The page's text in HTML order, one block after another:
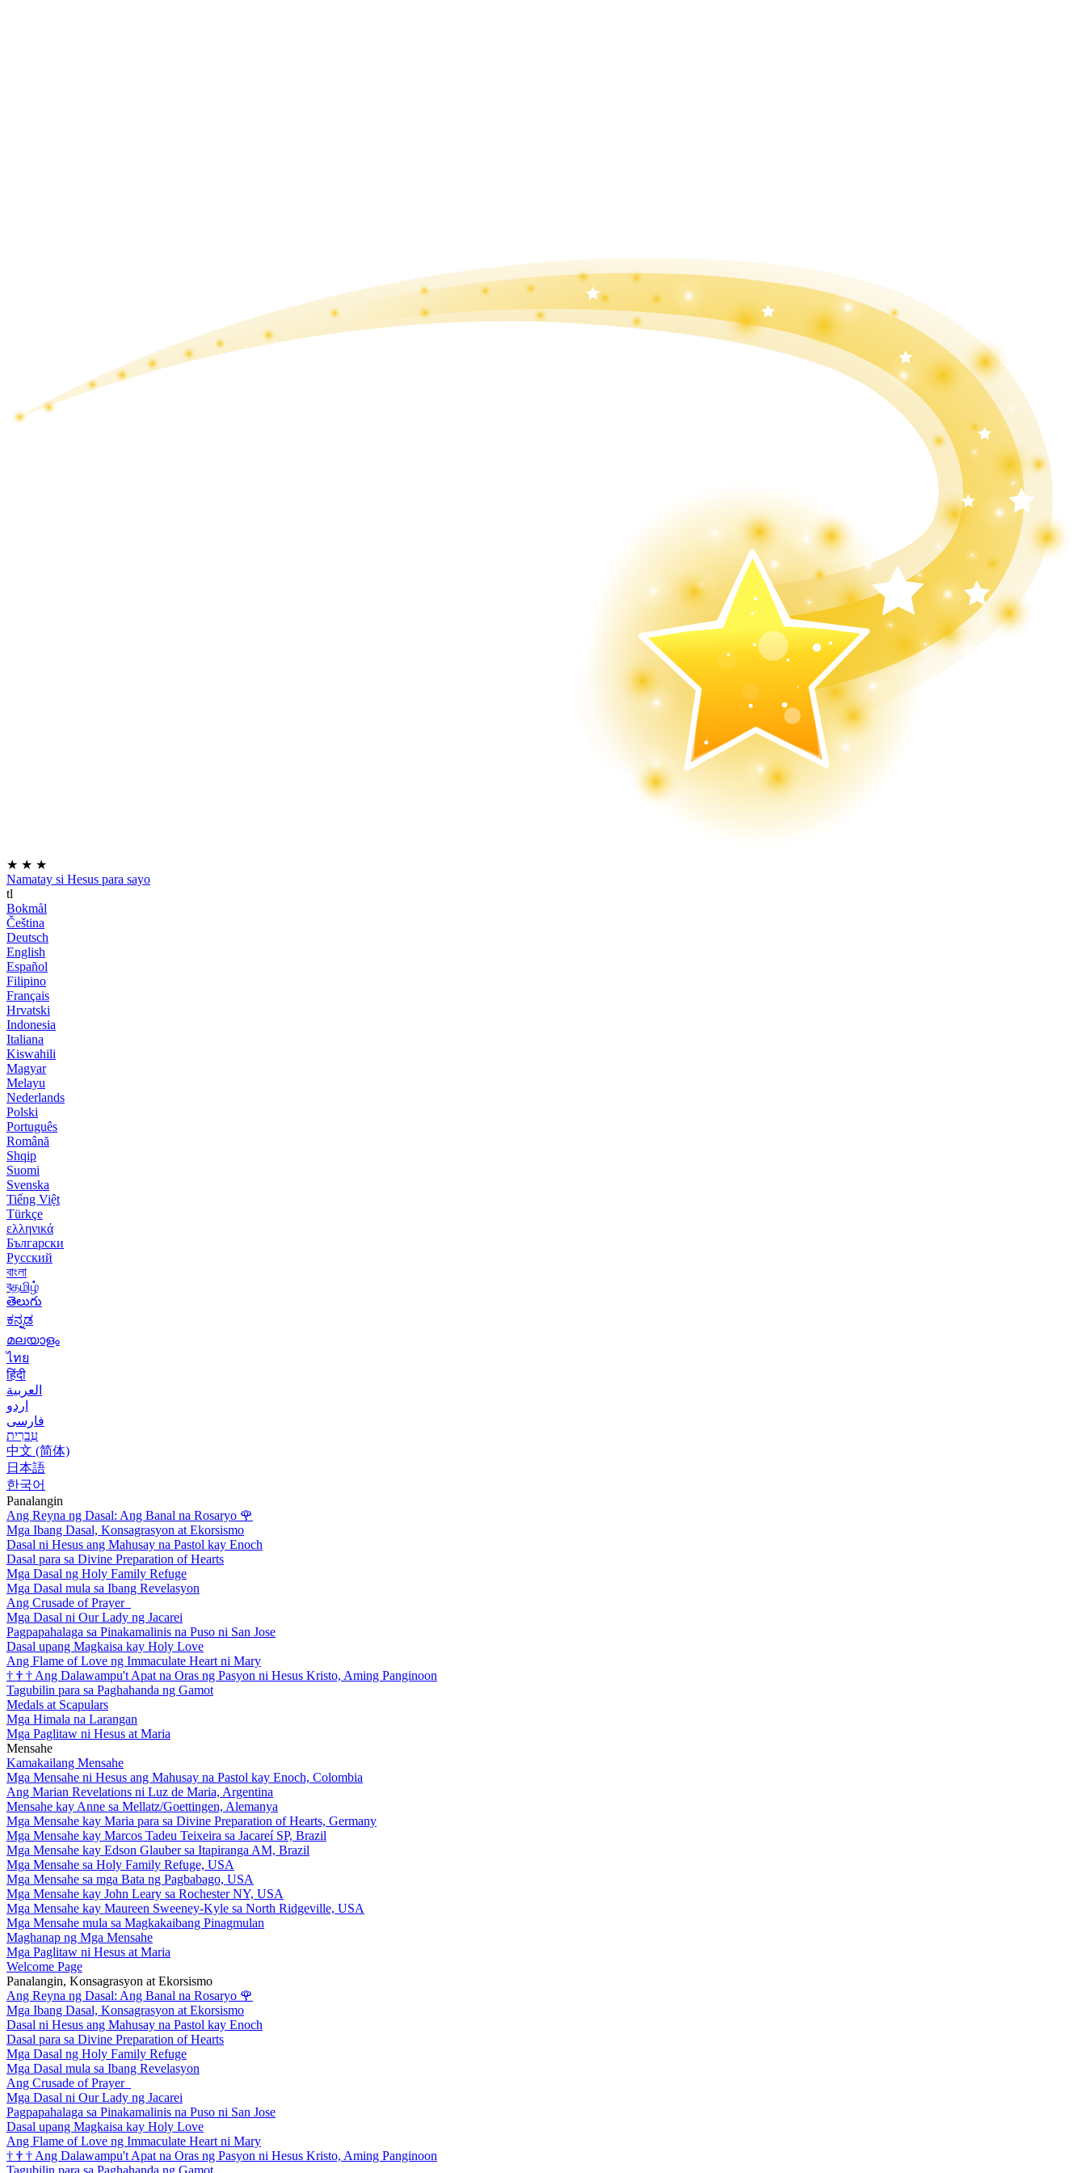
★ ★ ★
Namatay si Hesus para sayo
tl
Bokmål
Čeština
Deutsch
English
Español
Filipino
Français
Hrvatski
Indonesia
Italiana
Kiswahili
Magyar
Melayu
Nederlands
Polski
Português
Română
Shqip
Suomi
Svenska
Tiếng Việt
Türkçe
ελληνικά
Български
Русский
বাংলা
বதமிழ்
తెలుగు
ಕನ್ನಡ
മലയാളം
ไทย
हिंदी
العربية
اردو
فارسی
עִברִית
中文 (简体)
日本語
한국어
Panalangin
Ang Reyna ng Dasal: Ang Banal na Rosaryo 🌹
Mga Ibang Dasal, Konsagrasyon at Ekorsismo
Dasal ni Hesus ang Mahusay na Pastol kay Enoch
Dasal para sa Divine Preparation of Hearts
Mga Dasal ng Holy Family Refuge
Mga Dasal mula sa Ibang Revelasyon
Ang Crusade of Prayer
Mga Dasal ni Our Lady ng Jacarei
Pagpapahalaga sa Pinakamalinis na Puso ni San Jose
Dasal upang Magkaisa kay Holy Love
Ang Flame of Love ng Immaculate Heart ni Mary
† † † Ang Dalawampu't Apat na Oras ng Pasyon ni Hesus Kristo, Aming Panginoon
Tagubilin para sa Paghahanda ng Gamot
Medals at Scapulars
Mga Himala na Larangan
Mga Paglitaw ni Hesus at Maria
Mensahe
Kamakailang Mensahe
Mga Mensahe ni Hesus ang Mahusay na Pastol kay Enoch, Colombia
Ang Marian Revelations ni Luz de Maria, Argentina
Mensahe kay Anne sa Mellatz/Goettingen, Alemanya
Mga Mensahe kay Maria para sa Divine Preparation of Hearts, Germany
Mga Mensahe kay Marcos Tadeu Teixeira sa Jacareí SP, Brazil
Mga Mensahe kay Edson Glauber sa Itapiranga AM, Brazil
Mga Mensahe sa Holy Family Refuge, USA
Mga Mensahe sa mga Bata ng Pagbabago, USA
Mga Mensahe kay John Leary sa Rochester NY, USA
Mga Mensahe kay Maureen Sweeney-Kyle sa North Ridgeville, USA
Mga Mensahe mula sa Magkakaibang Pinagmulan
Maghanap ng Mga Mensahe
Mga Paglitaw ni Hesus at Maria
Welcome Page
Panalangin, Konsagrasyon at Ekorsismo
Ang Reyna ng Dasal: Ang Banal na Rosaryo 🌹
Mga Ibang Dasal, Konsagrasyon at Ekorsismo
Dasal ni Hesus ang Mahusay na Pastol kay Enoch
Dasal para sa Divine Preparation of Hearts
Mga Dasal ng Holy Family Refuge
Mga Dasal mula sa Ibang Revelasyon
Ang Crusade of Prayer
Mga Dasal ni Our Lady ng Jacarei
Pagpapahalaga sa Pinakamalinis na Puso ni San Jose
Dasal upang Magkaisa kay Holy Love
Ang Flame of Love ng Immaculate Heart ni Mary
† † † Ang Dalawampu't Apat na Oras ng Pasyon ni Hesus Kristo, Aming Panginoon
Tagubilin para sa Paghahanda ng Gamot